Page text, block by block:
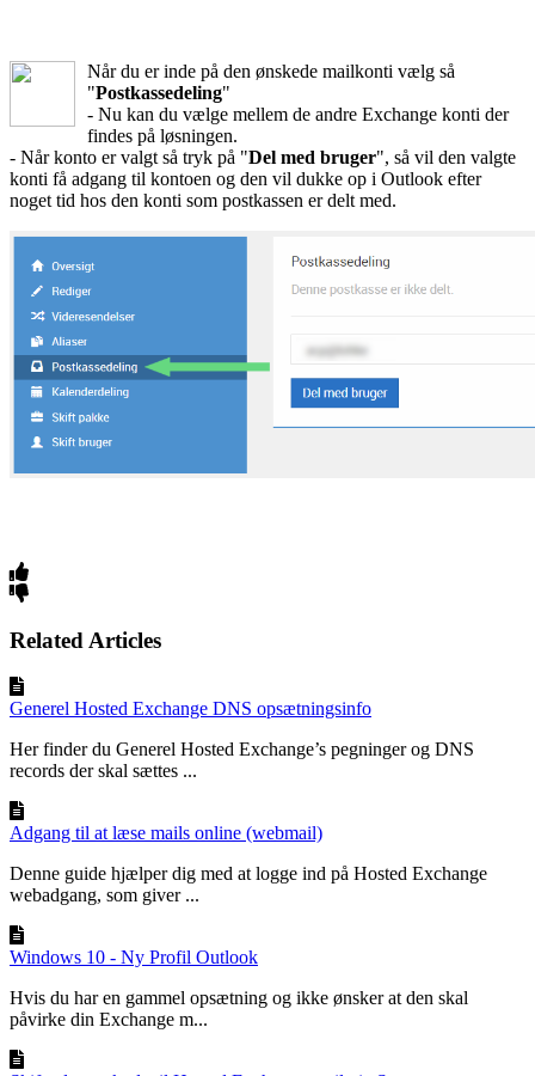
Når du er inde på den ønskede mailkonti vælg så
"Postkassedeling"
- Nu kan du vælge mellem de andre Exchange konti der
findes på løsningen.
- Når konto er valgt så tryk på "Del med bruger", så vil den valgte
konti få adgang til kontoen og den vil dukke op i Outlook efter
noget tid hos den konti som postkassen er delt med.
Related Articles
Generel Hosted Exchange DNS opsætningsinfo
Her finder du Generel Hosted Exchange’s pegninger og DNS
records der skal sættes ...
Adgang til at læse mails online (webmail)
Denne guide hjælper dig med at logge ind på Hosted Exchange
webadgang, som giver ...
Windows 10 - Ny Profil Outlook
Hvis du har en gammel opsætning og ikke ønsker at den skal
påvirke din Exchange m...